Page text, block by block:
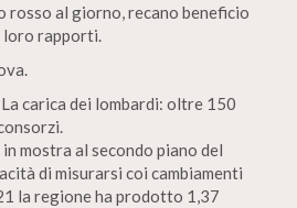
rosso al giorno, recano beneficio
loro rapporti.
carica dei lombardi: oltre 150
mostra al secondo piano del
di misurarsi coi cambiamenti
la regione ha prodotto 1,37